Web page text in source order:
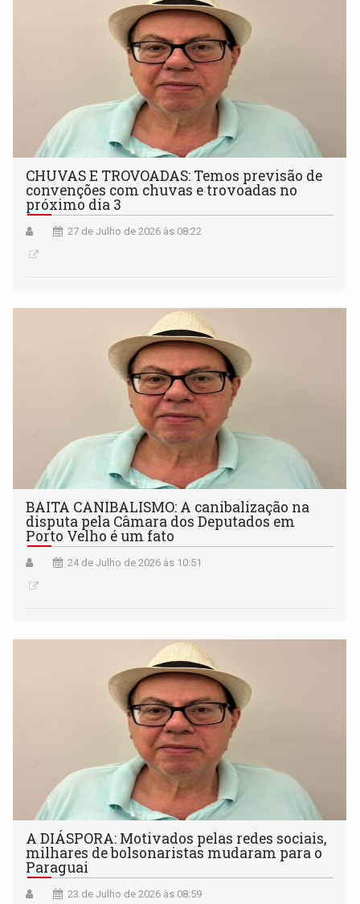
CHUVAS E TROVOADAS: Temos previsão de
convenções com chuvas e trovoadas no
próximo dia 3
27 de Julho de 2026 às 08:22
BAITA CANIBALISMO: A canibalização na
disputa pela Câmara dos Deputados em
Porto Velho é um fato
24 de Julho de 2026 às 10:51
A DIÁSPORA: Motivados pelas redes sociais,
milhares de bolsonaristas mudaram para o
Paraguai
23 de Julho de 2026 às 08:59